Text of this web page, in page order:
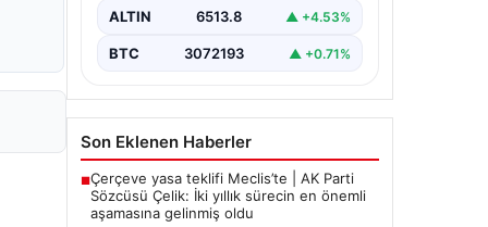
Aile, misafirlikte oldukları…
ALTIN 6513.8 ▲ +4.53%
BTC 3072193 ▲ +0.71%
Son Eklenen Haberler
■Çerçeve yasa teklifi Meclis’te | AK Parti
Sözcüsü Çelik: İki yıllık sürecin en önemli
aşamasına gelinmiş oldu